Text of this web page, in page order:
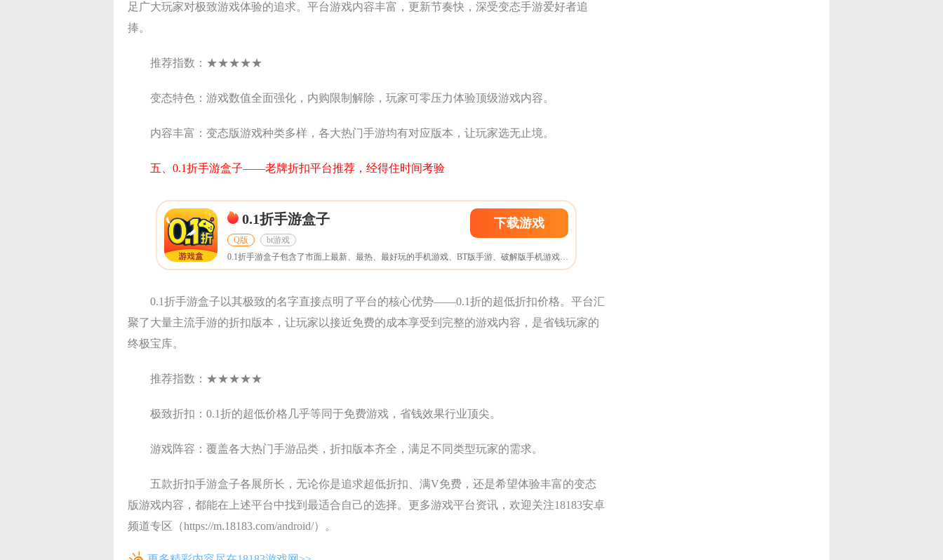
足广大玩家对极致游戏体验的追求。平台游戏内容丰富，更新节奏快，深受变态手游爱好者追
捧。
推荐指数：★★★★★
变态特色：游戏数值全面强化，内购限制解除，玩家可零压力体验顶级游戏内容。
内容丰富：变态版游戏种类多样，各大热门手游均有对应版本，让玩家选无止境。
五、0.1折手游盒子——老牌折扣平台推荐，经得住时间考验
0.1折手游盒子
Q版 bt游戏
下载游戏
0.1折手游盒子包含了市面上最新、最热、最好玩的手机游戏、BT版手游、破解版手机游戏等下载，在这里一定会让你找到一款喜爱的手机游戏。
0.1折手游盒子以其极致的名字直接点明了平台的核心优势——0.1折的超低折扣价格。平台汇
聚了大量主流手游的折扣版本，让玩家以接近免费的成本享受到完整的游戏内容，是省钱玩家的
终极宝库。
推荐指数：★★★★★
极致折扣：0.1折的超低价格几乎等同于免费游戏，省钱效果行业顶尖。
游戏阵容：覆盖各大热门手游品类，折扣版本齐全，满足不同类型玩家的需求。
五款折扣手游盒子各展所长，无论你是追求超低折扣、满V免费，还是希望体验丰富的变态
版游戏内容，都能在上述平台中找到最适合自己的选择。更多游戏平台资讯，欢迎关注18183安卓
频道专区（https://m.18183.com/android/）。